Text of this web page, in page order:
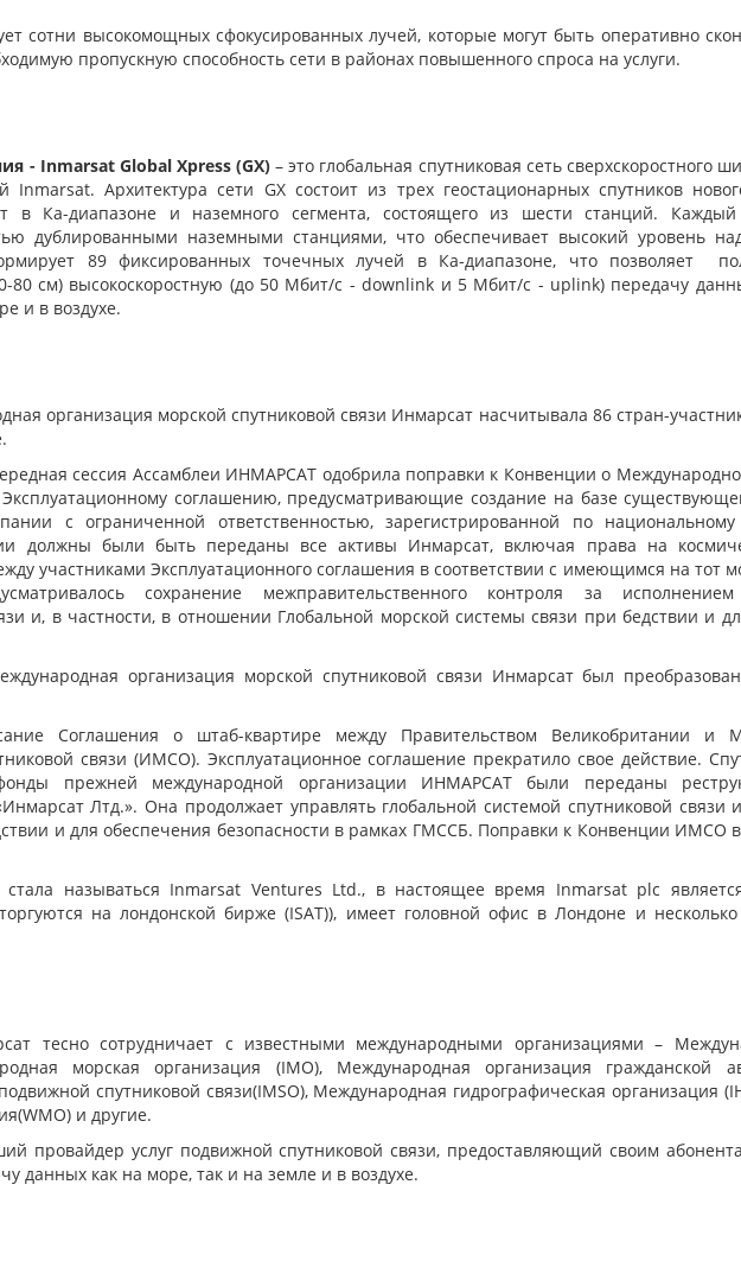
сотни высокомощных сфокусированных лучей, которые могут быть оперативно
пропускную способность сети в районах повышенного спроса на услуги.
- Inmarsat Global Xpress (GX) – это глобальная спутниковая сеть сверхскоростного
Inmarsat. Архитектура сети GX состоит из трех геостационарных спутников
в Ка-диапазоне и наземного сегмента, состоящего из шести станций.
дублированными наземными станциями, что обеспечивает высокий уровень
89 фиксированных точечных лучей в Ка-диапазоне, что позволяет
80 см) высокоскоростную (до 50 Мбит/с - downlink и 5 Мбит/с - uplink) передачу
и в воздухе.
организация морской спутниковой связи Инмарсат насчитывала 86 стран-
сессия Ассамблеи ИНМАРСАТ одобрила поправки к Конвенции о
соглашению, предусматривающие создание на базе
с ограниченной ответственностью, зарегистрированной по
должны были быть переданы все активы Инмарсат, включая права на
участниками Эксплуатационного соглашения в соответствии с имеющимся на тот
сохранение межправительственного контроля за исполнением
и, в частности, в отношении Глобальной морской системы связи при бедствии и
организация морской спутниковой связи Инмарсат был
Соглашения о штаб-квартире между Правительством Великобритании и
связи (ИМСО). Эксплуатационное соглашение прекратило свое действие.
прежней международной организации ИНМАРСАТ были переданы
Инмарсат Лтд.». Она продолжает управлять глобальной системой спутниковой связи
и для обеспечения безопасности в рамках ГМССБ. Поправки к Конвенции ИМСО
называться Inmarsat Ventures Ltd., в настоящее время Inmarsat plc
на лондонской бирже (ISAT)), имеет головной офис в Лондоне и
тесно сотрудничает с известными международными организациями –
морская организация (IMO), Международная организация гражданской
спутниковой связи(IMSO), Международная гидрографическая организация
(WMO) и другие.
провайдер услуг подвижной спутниковой связи, предоставляющий своим
данных как на море, так и на земле и в воздухе.